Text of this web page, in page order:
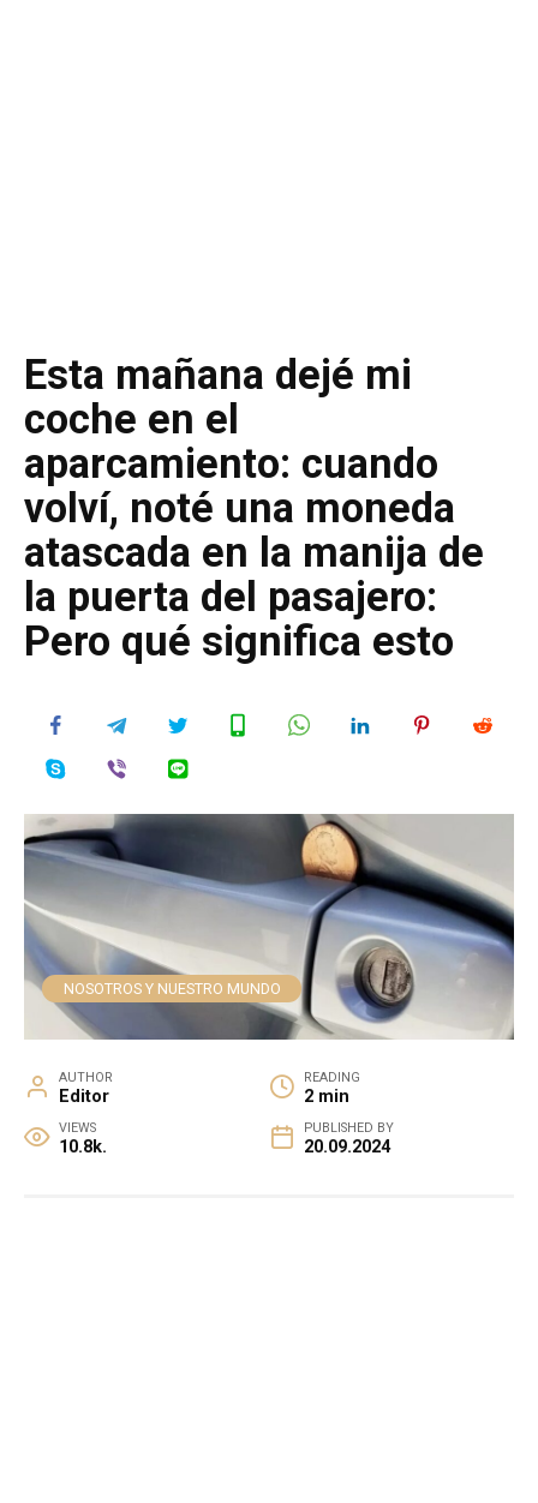
Esta mañana dejé mi
coche en el
aparcamiento: cuando
volví, noté una moneda
atascada en la manija de
la puerta del pasajero:
Pero qué significa esto
NOSOTROS Y NUESTRO MUNDO
AUTHOR
Editor
READING
2 min
VIEWS
10.8k.
PUBLISHED BY
20.09.2024